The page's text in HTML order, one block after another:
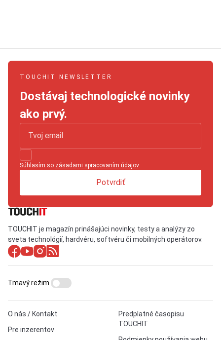
TOUCHIT NEWSLETTER
Dostávaj technologické novinky
ako prvý.
Súhlasím so zásadami spracovaním údajov.
Potvrdiť
TOUCHIT je magazín prinášajúci novinky, testy a analýzy zo
sveta technológií, hardvéru, softvéru či mobilných operátorov.
O nás / Kontakt
Pre inzerentov
Predplatné časopisu
TOUCHIT
Tmavý režim